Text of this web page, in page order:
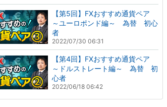
【第5回】FXおすすめ通貨ペア
～ユーロポンド編～ 為替 初心
者
2022/07/30 06:31
【第4回】FXおすすめ通貨ペア
～ドルストレート編～ 為替 初
心者
2022/06/18 06:42